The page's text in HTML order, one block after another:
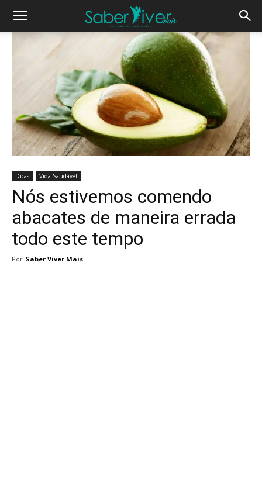
Dicas Vida Saudável
Nós estivemos comendo
abacates de maneira errada
todo este tempo
Por Saber Viver Mais -